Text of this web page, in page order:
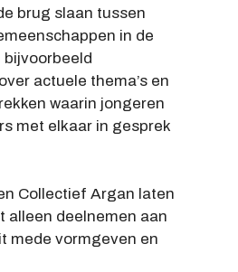
brug slaan tussen
in de
bijvoorbeeld
actuele thema’s en
waarin jongeren
met elkaar in gesprek
Collectief Argan laten
alleen deelnemen aan
mede vormgeven en